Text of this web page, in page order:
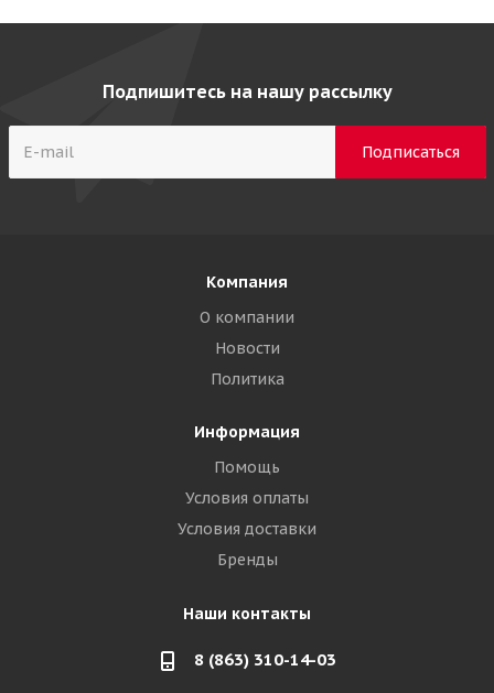
Подпишитесь на нашу рассылку
Компания
О компании
Новости
Политика
Информация
Помощь
Условия оплаты
Условия доставки
Бренды
Наши контакты
8 (863) 310-14-03